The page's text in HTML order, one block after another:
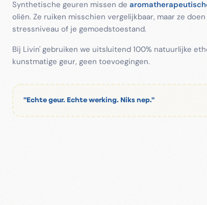
Synthetische geuren missen de
oliën. Ze ruiken misschien vergelijkbaar, maar ze
stressniveau of je gemoedstoestand.
Bij Livin' gebruiken we uitsluitend 100% natuurlijke
kunstmatige geur, geen toevoegingen.
"Echte geur. Echte werking. Niks nep."